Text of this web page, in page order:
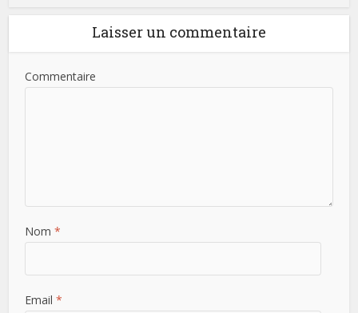
Laisser un commentaire
Commentaire
Nom *
Email *